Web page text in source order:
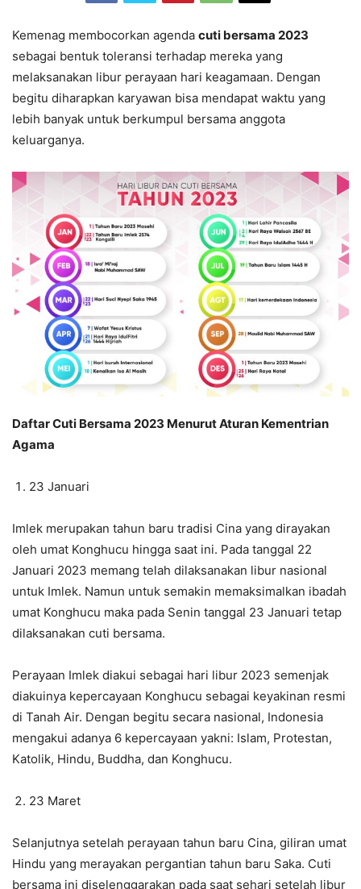
Kemenag membocorkan agenda cuti bersama 2023
sebagai bentuk toleransi terhadap mereka yang
melaksanakan libur perayaan hari keagamaan. Dengan
begitu diharapkan karyawan bisa mendapat waktu yang
lebih banyak untuk berkumpul bersama anggota
keluarganya.
Daftar Cuti Bersama 2023 Menurut Aturan Kementrian
Agama
23 Januari
Imlek merupakan tahun baru tradisi Cina yang dirayakan
oleh umat Konghucu hingga saat ini. Pada tanggal 22
Januari 2023 memang telah dilaksanakan libur nasional
untuk Imlek. Namun untuk semakin memaksimalkan ibadah
umat Konghucu maka pada Senin tanggal 23 Januari tetap
dilaksanakan cuti bersama.
Perayaan Imlek diakui sebagai hari libur 2023 semenjak
diakuinya kepercayaan Konghucu sebagai keyakinan resmi
di Tanah Air. Dengan begitu secara nasional, Indonesia
mengakui adanya 6 kepercayaan yakni: Islam, Protestan,
Katolik, Hindu, Buddha, dan Konghucu.
23 Maret
Selanjutnya setelah perayaan tahun baru Cina, giliran umat
Hindu yang merayakan pergantian tahun baru Saka. Cuti
bersama ini diselenggarakan pada saat sehari setelah libur